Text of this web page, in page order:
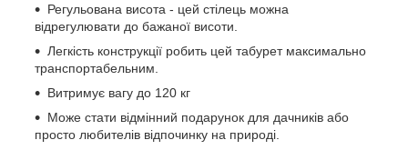
Регульована висота - цей стілець можна
відрегулювати до бажаної висоти.
Легкість конструкції робить цей табурет максимально
транспортабельним.
Витримує вагу до 120 кг
Може стати відмінний подарунок для дачників або
просто любителів відпочинку на природі.